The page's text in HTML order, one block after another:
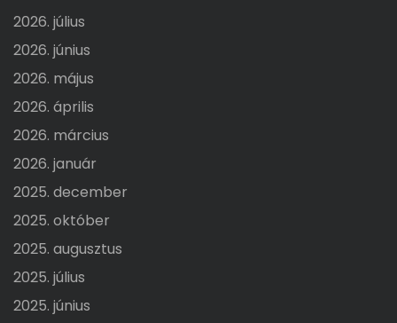
2026. július
2026. június
2026. május
2026. április
2026. március
2026. január
2025. december
2025. október
2025. augusztus
2025. július
2025. június